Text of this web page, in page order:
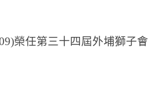
榮任第三十四屆外埔獅子會